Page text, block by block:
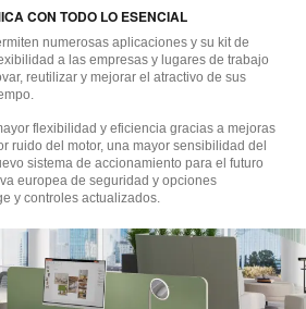
CON TODO LO ESENCIAL
numerosas aplicaciones y su kit de
a las empresas y lugares de trabajo
reutilizar y mejorar el atractivo de sus
flexibilidad y eficiencia gracias a mejoras
ruido del motor, una mayor sensibilidad del
sistema de accionamiento para el futuro
europea de seguridad y opciones
y controles actualizados.